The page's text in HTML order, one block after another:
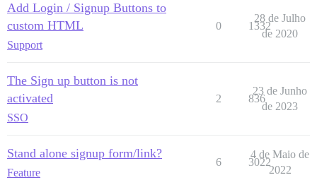
Add Login / Signup Buttons to
custom HTML
Support
0 1332
28 de Julho
de 2020
The Sign up button is not
activated
SSO
2 836
23 de Junho
de 2023
Stand alone signup form/link?
Feature
6 3022
4 de Maio de
2022